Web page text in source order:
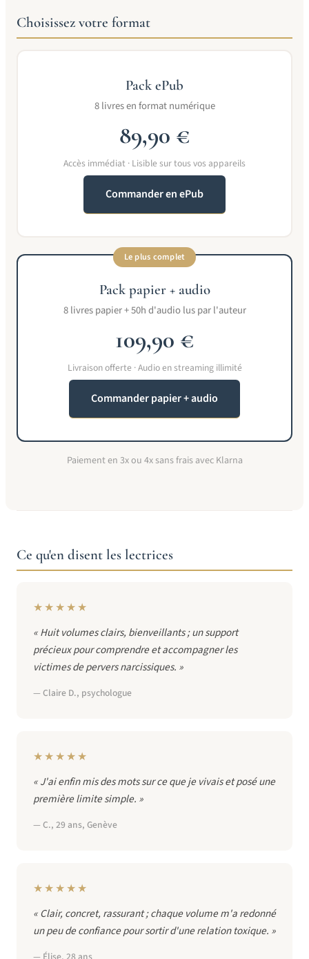
Choisissez votre format
Pack ePub
8 livres en format numérique
89,90 €
Accès immédiat · Lisible sur tous vos appareils
Commander en ePub
Le plus complet
Pack papier + audio
8 livres papier + 50h d'audio lus par l'auteur
109,90 €
Livraison offerte · Audio en streaming illimité
Commander papier + audio
Paiement en 3x ou 4x sans frais avec Klarna
Ce qu'en disent les lectrices
★★★★★
« Huit volumes clairs, bienveillants ; un support
précieux pour comprendre et accompagner les
victimes de pervers narcissiques. »
— Claire D., psychologue
★★★★★
« J'ai enfin mis des mots sur ce que je vivais et posé une
première limite simple. »
— C., 29 ans, Genève
★★★★★
« Clair, concret, rassurant ; chaque volume m'a redonné
un peu de confiance pour sortir d'une relation toxique. »
— Élise, 28 ans